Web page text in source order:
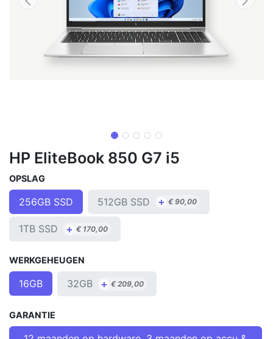
HP EliteBook 850 G7 i5
OPSLAG
256GB SSD 512GB SSD + €90,00
1TB SSD + € 170,00
WERKGEHEUGEN
16GB 32GB + €209,00
GARANTIE